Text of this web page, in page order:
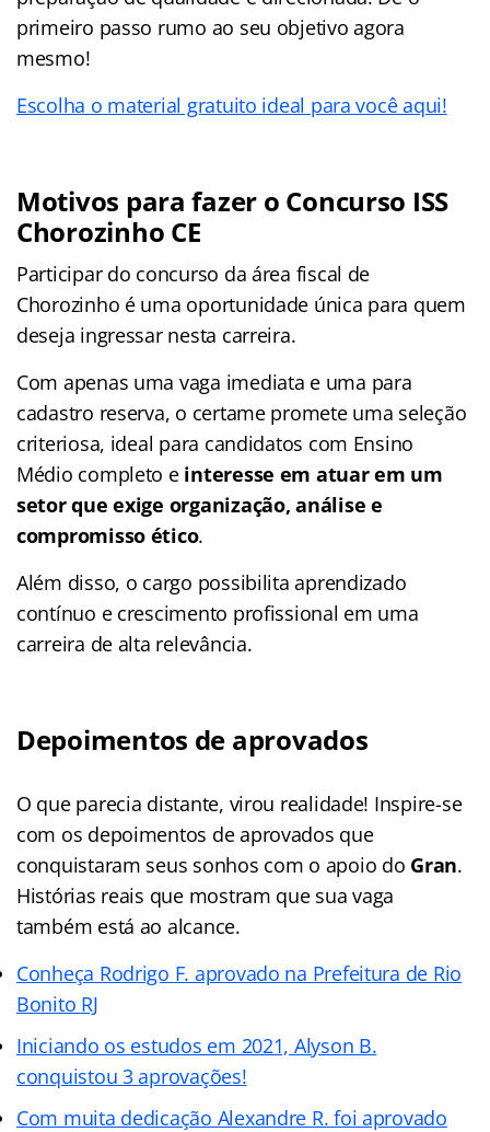
primeiro passo rumo ao seu objetivo agora
mesmo!
Escolha o material gratuito ideal para você aqui!
Motivos para fazer o Concurso ISS
Chorozinho CE
Participar do concurso da área fiscal de
Chorozinho é uma oportunidade única para quem
deseja ingressar nesta carreira.
Com apenas uma vaga imediata e uma para
cadastro reserva, o certame promete uma seleção
criteriosa, ideal para candidatos com Ensino
Médio completo e interesse em atuar em um
setor que exige organização, análise e
compromisso ético.
Além disso, o cargo possibilita aprendizado
contínuo e crescimento profissional em uma
carreira de alta relevância.
Depoimentos de aprovados
O que parecia distante, virou realidade! Inspire-se
com os depoimentos de aprovados que
conquistaram seus sonhos com o apoio do Gran.
Histórias reais que mostram que sua vaga
também está ao alcance.
Conheça Rodrigo F. aprovado na Prefeitura de Rio
Bonito RJ
Iniciando os estudos em 2021, Alyson B.
conquistou 3 aprovações!
Com muita dedicação Alexandre R. foi aprovado